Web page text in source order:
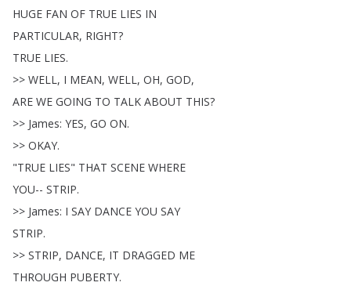
HUGE FAN OF TRUE LIES IN
PARTICULAR, RIGHT?
TRUE LIES.
>> WELL, I MEAN, WELL, OH, GOD,
ARE WE GOING TO TALK ABOUT THIS?
>> James: YES, GO ON.
>> OKAY.
"TRUE LIES" THAT SCENE WHERE
YOU-- STRIP.
>> James: I SAY DANCE YOU SAY
STRIP.
>> STRIP, DANCE, IT DRAGGED ME
THROUGH PUBERTY.